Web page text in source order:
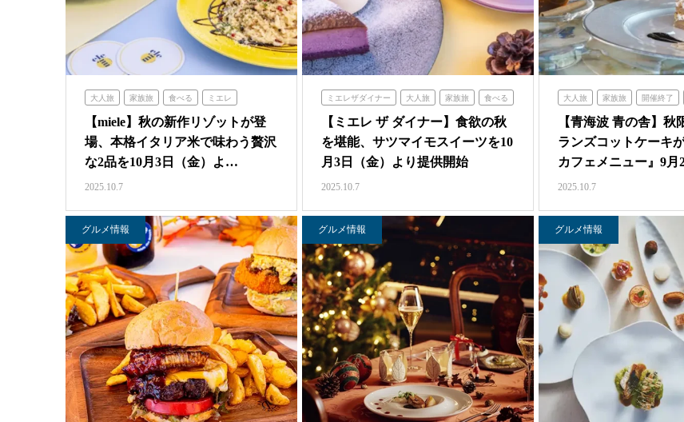
大人旅 家族旅 食べる ミエレ
【miele】秋の新作リゾットが登
場、本格イタリア米で味わう贅沢
な2品を10月3日（金）よ…
2025.10.7
ミエレザダイナー 大人旅 家族旅 食べる
【ミエレ ザ ダイナー】食欲の秋
を堪能、サツマイモスイーツを10
月3日（金）より提供開始
2025.10.7
大人旅 家族旅 開催終了
青の舎 青海波
【青海波 青の舎】秋
ランズコットケーキ
カフェメニュー』9
2025.10.7
グルメ情報 グルメ情報 グルメ情報